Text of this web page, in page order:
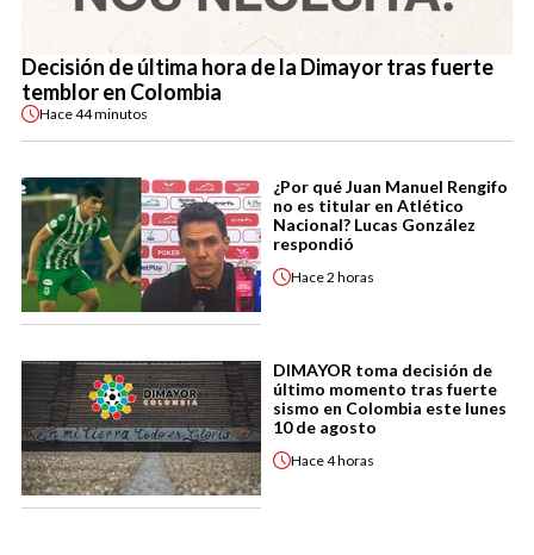
Decisión de última hora de la Dimayor tras fuerte
temblor en Colombia
Hace44 minutos
¿Por qué Juan Manuel Rengifo
no es titular en Atlético
Nacional? Lucas González
respondió
Hace2 horas
DIMAYOR toma decisión de
último momento tras fuerte
sismo en Colombia este lunes
10 de agosto
Hace4 horas